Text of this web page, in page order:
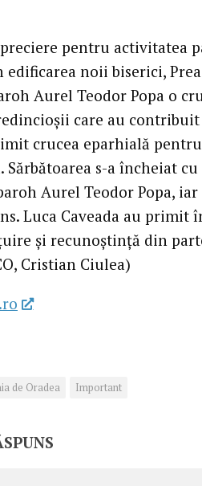
pentru activitatea
noii biserici,
Aurel Teodor Popa o
care au
crucea eparhială
Sărbătoarea s-a încheiat
Aurel Teodor Popa,
Luca Caveada au primit
și recunoștință din
Cristian Ciulea)
de Oradea Important